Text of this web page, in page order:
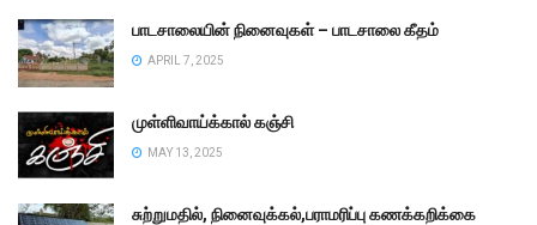
பாடசாலையின் நினைவுகள் – பாடசாலை கீதம்
APRIL 7, 2025
முள்ளிவாய்க்கால் கஞ்சி
MAY 13, 2025
சுற்றுமதில், நினைவுக்கல்,பராமரிப்பு கணக்கறிக்கை